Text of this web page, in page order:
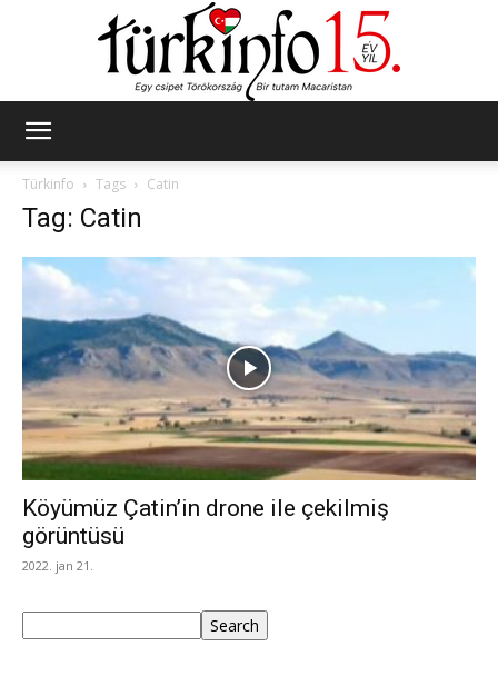
Türkinfo
Tags Catin
Tag: Catin
Köyümüz Çatin’in drone ile çekilmiş
görüntüsü
2022. jan 21.
Search